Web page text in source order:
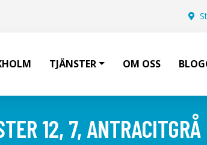
TJÄNSTER OM OSS
12, 7, ANTRACITGRÅ